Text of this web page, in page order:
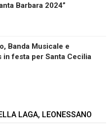
Barbara 2024”
Banda Musicale e
in festa per Santa Cecilia
LAGA, LEONESSANO